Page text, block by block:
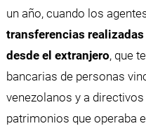
un año, cuando los
transferencias
desde el extranjero, que
bancarias de personas
venezolanos y a
patrimonios que operaba